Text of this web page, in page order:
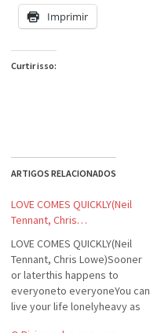
Imprimir
Curtir isso:
ARTIGOS RELACIONADOS
LOVE COMES QUICKLY(Neil
Tennant, Chris…
LOVE COMES QUICKLY(Neil
Tennant, Chris Lowe)Sooner
or laterthis happens to
everyoneto everyoneYou can
live your life lonelyheavy as